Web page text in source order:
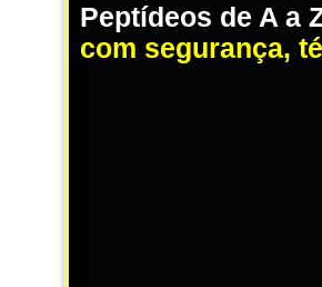
Peptídeos de A a
com segurança,